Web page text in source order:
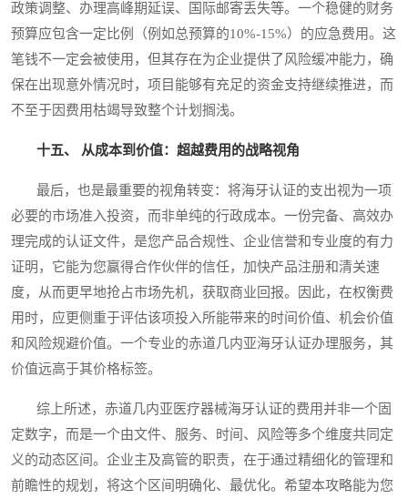
政策调整、办理高峰期延误、国际邮寄丢失等。一个稳健的财务
预算应包含一定比例（例如总预算的10%-15%）的应急费用。这
笔钱不一定会被使用，但其存在为企业提供了风险缓冲能力，确
保在出现意外情况时，项目能够有充足的资金支持继续推进，而
不至于因费用枯竭导致整个计划搁浅。
十五、 从成本到价值：超越费用的战略视角
最后，也是最重要的视角转变：将海牙认证的支出视为一项
必要的市场准入投资，而非单纯的行政成本。一份完备、高效办
理完成的认证文件，是您产品合规性、企业信誉和专业度的有力
证明，它能为您赢得合作伙伴的信任，加快产品注册和清关速
度，从而更早地抢占市场先机，获取商业回报。因此，在权衡费
用时，应更侧重于评估该项投入所能带来的时间价值、机会价值
和风险规避价值。一个专业的赤道几内亚海牙认证办理服务，其
价值远高于其价格标签。
综上所述，赤道几内亚医疗器械海牙认证的费用并非一个固
定数字，而是一个由文件、服务、时间、风险等多个维度共同定
义的动态区间。企业主及高管的职责，在于通过精细化的管理和
前瞻性的规划，将这个区间明确化、最优化。希望本攻略能为您